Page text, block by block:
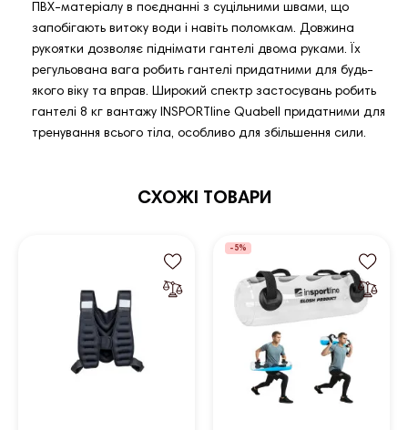
ПВХ-матеріалу в поєднанні з суцільними швами, що
запобігають витоку води і навіть поломкам. Довжина
рукоятки дозволяє піднімати гантелі двома руками. Їх
регульована вага робить гантелі придатними для будь-
якого віку та вправ. Широкий спектр застосувань робить
гантелі 8 кг вантажу INSPORTline Quabell придатними для
тренування всього тіла, особливо для збільшення сили.
СХОЖІ ТОВАРИ
-5%